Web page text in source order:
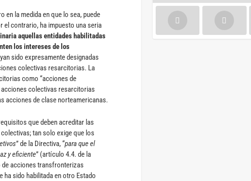
en la medida en que lo sea, puede
el contrario, ha impuesto una seria
aquellas entidades habilitadas
los intereses de los
sido expresamente designadas
colectivas resarcitorias. La
como “acciones de
acciones colectivas resarcitorias
acciones de clase norteamericanas.
que deben acreditar las
tan solo exige que los
” de la Directiva, “para que el
y eficiente” (artículo 4.4. de la
acciones transfronterizas
ha sido habilitada en otro Estado